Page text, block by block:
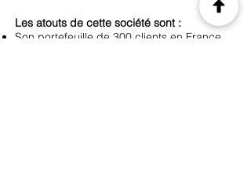
Les atouts de cette société sont :
Son portefeuille de 300 clients en France